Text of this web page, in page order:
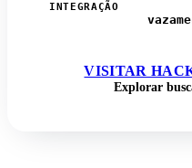
INTEGRAÇÃO
VISITAR
Explorar